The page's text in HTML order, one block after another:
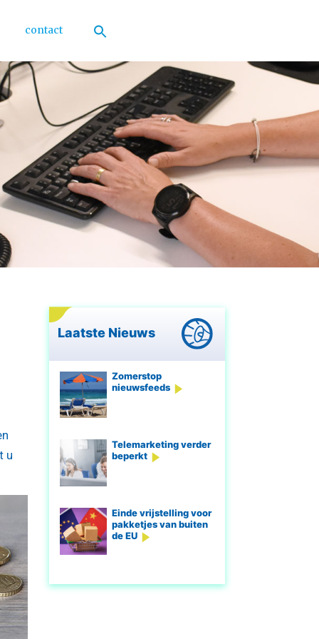
contact
u
Laatste Nieuws
Zomerstop
nieuwsfeeds
Telemarketing verder
beperkt
Einde vrijstelling voor
pakketjes van buiten
de EU